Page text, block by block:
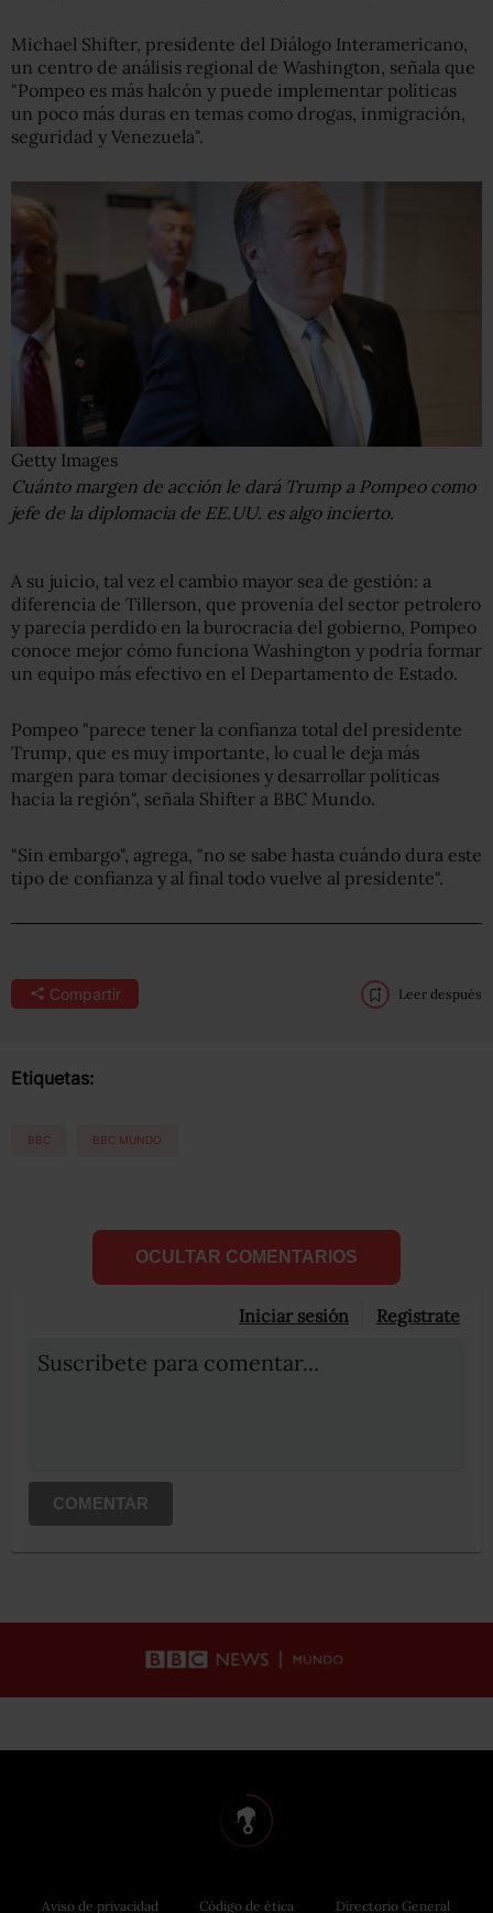
Michael Shifter, presidente del Diálogo Interamericano,
un centro de análisis regional de Washington, señala que
"Pompeo es más halcón y puede implementar políticas
un poco más duras en temas como drogas, inmigración,
seguridad y Venezuela".
Getty Images
Cuánto margen de acción le dará Trump a Pompeo como
jefe de la diplomacia de EE.UU. es algo incierto.
A su juicio, tal vez el cambio mayor sea de gestión: a
diferencia de Tillerson, que provenía del sector petrolero
y parecía perdido en la burocracia del gobierno, Pompeo
conoce mejor cómo funciona Washington y podría formar
un equipo más efectivo en el Departamento de Estado.
Pompeo "parece tener la confianza total del presidente
Trump, que es muy importante, lo cual le deja más
margen para tomar decisiones y desarrollar políticas
hacia la región", señala Shifter a BBC Mundo.
"Sin embargo", agrega, "no se sabe hasta cuándo dura este
tipo de confianza y al final todo vuelve al presidente".
Compartir Leer después
Etiquetas:
BBC BBC MUNDO
OCULTAR COMENTARIOS
Iniciar sesión Registrate
Suscribete para comentar...
COMENTAR
Aviso de privacidad Código de ética Directorio General